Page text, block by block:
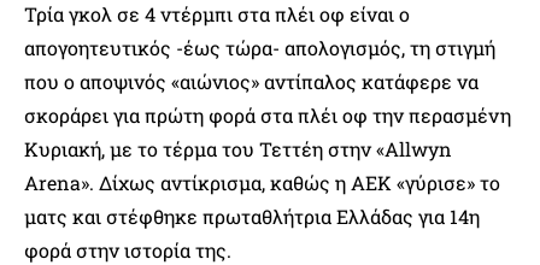
Τρία γκολ σε 4 ντέρμπι στα πλέι οφ είναι ο
απογοητευτικός -έως τώρα- απολογισμός, τη στιγμή
που ο αποψινός «αιώνιος» αντίπαλος κατάφερε να
σκοράρει για πρώτη φορά στα πλέι οφ την περασμένη
Κυριακή, με το τέρμα του Τεττέη στην «Allwyn
Arena». Δίχως αντίκρισμα, καθώς η ΑΕΚ «γύρισε» το
ματς και στέφθηκε πρωταθλήτρια Ελλάδας για 14η
φορά στην ιστορία της.